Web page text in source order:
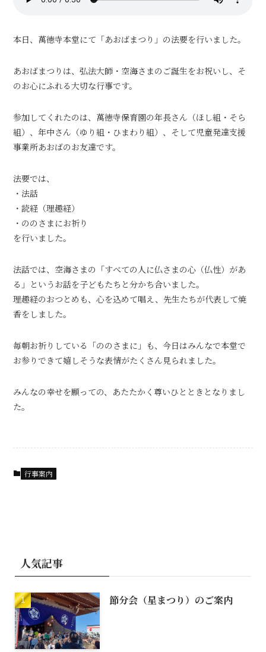
本日、萬徳寺本堂にて「あおばまつり」の法要を行いました。
あおばまつりは、弘法大師・空海さまのご誕生をお祝いし、そ
のお心にふれる大切な行事です。
参加してくれたのは、萬徳寺保育園の年長さん（ほし組・そら
組）、年中さん（ゆり組・ひまわり組）、そして児童発達支援
事業所あおばのお友達です。
法要では、
・法話
・読経（理趣経）
・ののさまにお祈り
を行いました。
法話では、空海さまの「すべての人に仏さまの心（仏性）があ
る」というお話を子どもたちと分かち合いました。
理趣経のおつとめも、心を込めて唱え、先生たちが代表して焼
香をしました。
毎朝お祈りしている「ののさまに」も、今日はみんなで本堂で
お参りできて嬉しそうな表情がたくさん見られました。
みんなの幸せを願っての、あたたかく尊いひとときとなりまし
た。
行事案内
人気記事
節分会（星まつり）のご案内